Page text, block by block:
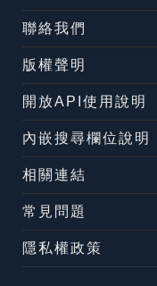
聯絡我們
版權聲明
開放API使用說明
內嵌搜尋欄位說明
相關連結
常見問題
隱私權政策